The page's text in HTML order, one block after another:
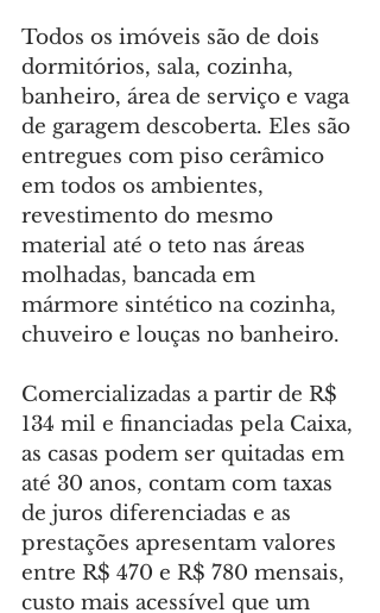
Todos os imóveis são de dois
dormitórios, sala, cozinha,
banheiro, área de serviço e vaga
de garagem descoberta. Eles são
entregues com piso cerâmico
em todos os ambientes,
revestimento do mesmo
material até o teto nas áreas
molhadas, bancada em
mármore sintético na cozinha,
chuveiro e louças no banheiro.
Comercializadas a partir de R$
134 mil e financiadas pela Caixa,
as casas podem ser quitadas em
até 30 anos, contam com taxas
de juros diferenciadas e as
prestações apresentam valores
entre R$ 470 e R$ 780 mensais,
custo mais acessível que um